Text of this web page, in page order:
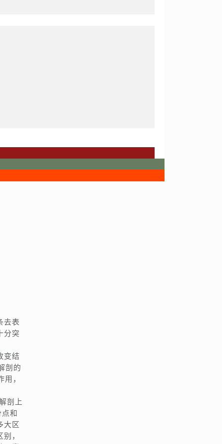
去表
分突
变结
剖的
，
剖上
和
大区
，